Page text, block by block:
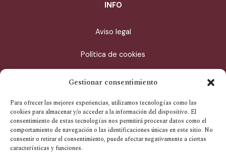
Gestionar consentimiento
Para ofrecer las mejores experiencias, utilizamos tecnologías como las
cookies para almacenar y/o acceder a la información del dispositivo. El
consentimiento de estas tecnologías nos permitirá procesar datos como el
comportamiento de navegación o las identificaciones únicas en este sitio. No
consentir o retirar el consentimiento, puede afectar negativamente a ciertas
características y funciones.
INFO
Aviso legal
Política de cookies
Política de privacidad
Condiciones de compra
CONTACTO
info@estudiomauve.com